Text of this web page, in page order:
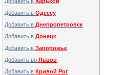
Добавить в Одессу
Добавить в Днепропетровск
Добавить в Донецк
Добавить в Запорожье
Добавить во Львов
Добавить в Кривой Рог